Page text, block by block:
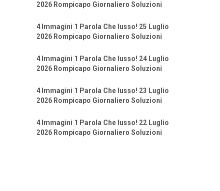
2026 Rompicapo Giornaliero Soluzioni
4 Immagini 1 Parola Che lusso! 25 Luglio
2026 Rompicapo Giornaliero Soluzioni
4 Immagini 1 Parola Che lusso! 24 Luglio
2026 Rompicapo Giornaliero Soluzioni
4 Immagini 1 Parola Che lusso! 23 Luglio
2026 Rompicapo Giornaliero Soluzioni
4 Immagini 1 Parola Che lusso! 22 Luglio
2026 Rompicapo Giornaliero Soluzioni